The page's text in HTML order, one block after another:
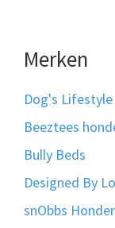
Merken
Dog's Lifestyle
Beeztees
Bully Beds
Designed By
snObbs